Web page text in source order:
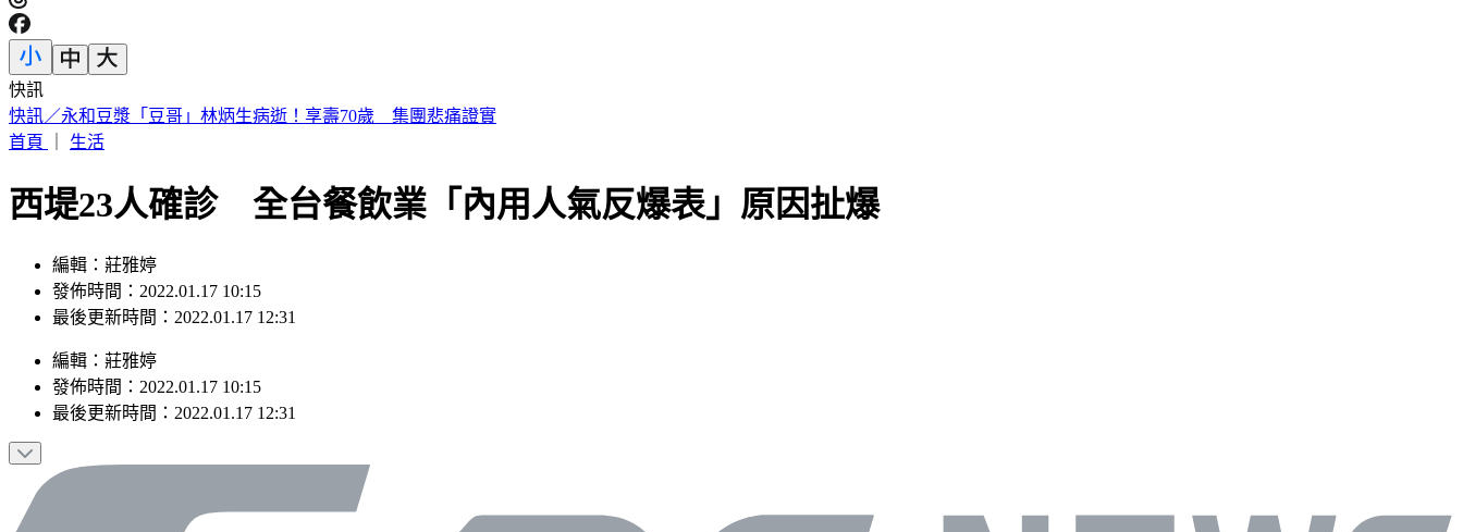
快訊
獨／阿公比YA成訣別！家屬控「達文西手術劃破腸」術後12天亡
首頁
生活
西堤23人確診 全台餐飲業「內用人氣反爆表」原因扯爆
編輯：莊雅婷
發佈時間：2022.01.17 10:15
最後更新時間：2022.01.17 12:31
編輯 ： 莊雅婷
發佈時間： 2022.01.17 10:15
最後更新時間： 2022.01.17 12:31